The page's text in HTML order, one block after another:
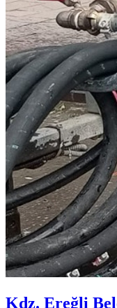
Kdz. Ereğli